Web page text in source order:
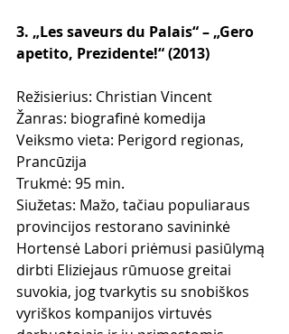
3. „Les saveurs du Palais“ – „Gero
apetito, Prezidente!“ (2013)
Režisierius: Christian Vincent
Žanras: biografinė komedija
Veiksmo vieta: Perigord regionas,
Prancūzija
Trukmė: 95 min.
Siužetas: Mažo, tačiau populiaraus
provincijos restorano savininkė
Hortensė Labori priėmusi pasiūlymą
dirbti Eliziejaus rūmuose greitai
suvokia, jog tvarkytis su snobiškos
vyriškos kompanijos virtuvės